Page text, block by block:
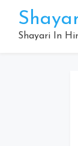
contentShayari In